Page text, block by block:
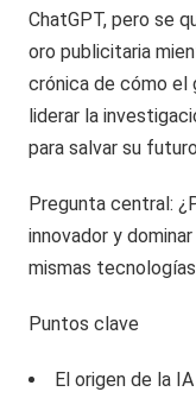
ChatGPT, pero se
oro publicitaria
crónica de cómo el
liderar la
para salvar su
Pregunta central:
innovador y
mismas
Puntos clave
El origen de la